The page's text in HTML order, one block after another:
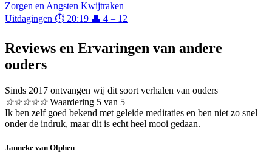
Zorgen en Angsten Kwijtraken
Uitdagingen ⏱ 20:19 👤 4 – 12
Reviews en Ervaringen van andere
ouders
Sinds 2017 ontvangen wij dit soort verhalen van ouders
☆☆☆☆☆ Waardering 5 van 5
Ik ben zelf goed bekend met geleide meditaties en ben niet zo snel
onder de indruk, maar dit is echt heel mooi gedaan.
Janneke van Olphen